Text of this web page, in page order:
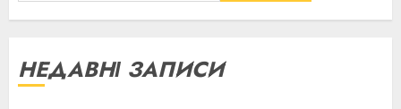
НЕДАВНІ ЗАПИСИ